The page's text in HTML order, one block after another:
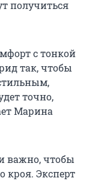
получиться
с тонкой
так, чтобы
точно,
Марина
важно, чтобы
кроя. Эксперт